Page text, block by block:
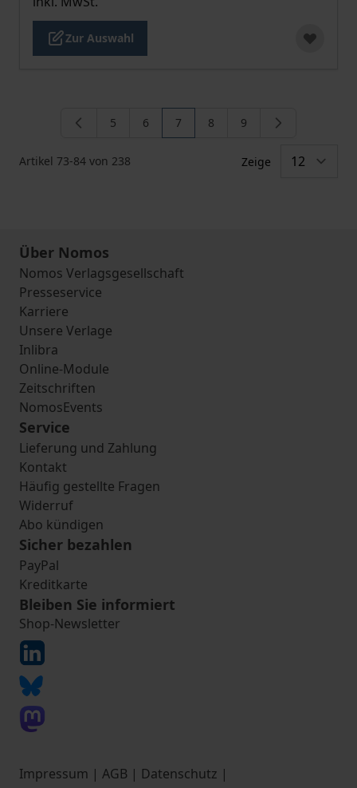
Zur Auswahl
Artikel 73-84 von 238
Seite
5 Seite
6 Sie lesen gerade die Seite
7 Seite
8 Seite
9
Zeige
Über Nomos
Nomos Verlagsgesellschaft
Presseservice
Karriere
Unsere Verlage
Inlibra
Online-Module
Zeitschriften
NomosEvents
Service
Lieferung und Zahlung
Kontakt
Häufig gestellte Fragen
Widerruf
Abo kündigen
Sicher bezahlen
PayPal
Kreditkarte
Bleiben Sie informiert
Shop-Newsletter
Impressum | AGB | Datenschutz |